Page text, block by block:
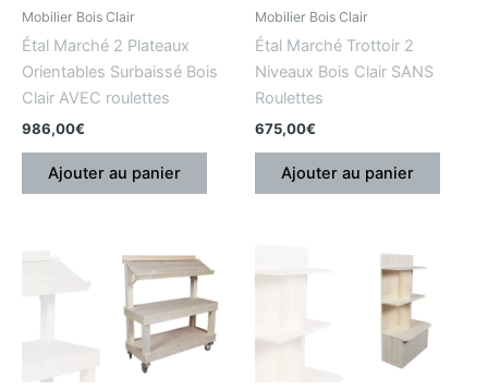
Mobilier Bois Clair
Étal Marché 2 Plateaux
Orientables Surbaissé Bois
Clair AVEC roulettes
986,00€
Ajouter au panier
Mobilier Bois Clair
Étal Marché Trottoir 2
Niveaux Bois Clair SANS
Roulettes
675,00€
Ajouter au panier